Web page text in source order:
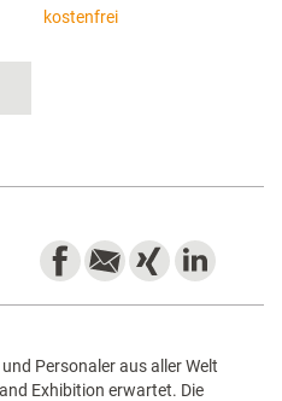
kostenfrei
Personaler aus aller Welt
Exhibition erwartet. Die